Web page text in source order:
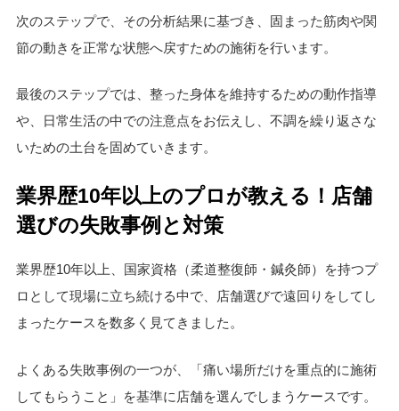
次のステップで、その分析結果に基づき、固まった筋肉や関
節の動きを正常な状態へ戻すための施術を行います。
最後のステップでは、整った身体を維持するための動作指導
や、日常生活の中での注意点をお伝えし、不調を繰り返さな
いための土台を固めていきます。
業界歴10年以上のプロが教える！店舗
選びの失敗事例と対策
業界歴10年以上、国家資格（柔道整復師・鍼灸師）を持つプ
ロとして現場に立ち続ける中で、店舗選びで遠回りをしてし
まったケースを数多く見てきました。
よくある失敗事例の一つが、「痛い場所だけを重点的に施術
してもらうこと」を基準に店舗を選んでしまうケースです。